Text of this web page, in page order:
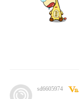
sd6605974